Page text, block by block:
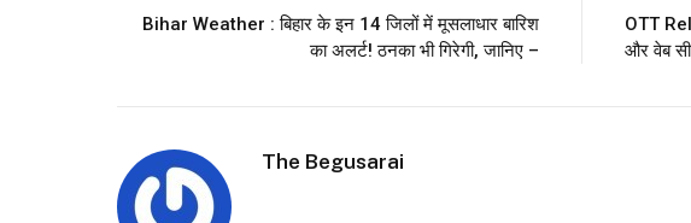
Bihar Weather : बिहार के इन 14 जिलों में मूसलाधार बारिश
का अलर्ट! ठनका भी गिरेगी, जानिए –
OTT
और वेब
The Begusarai